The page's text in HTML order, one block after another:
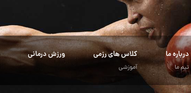
درباره ما
تیم ما
کلاس های رزمی
آموزشی
ورزش درمانی